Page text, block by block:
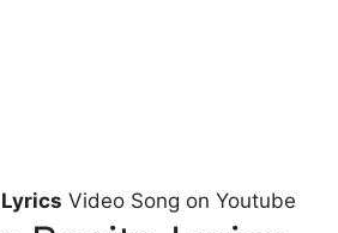
Video Song on Youtube